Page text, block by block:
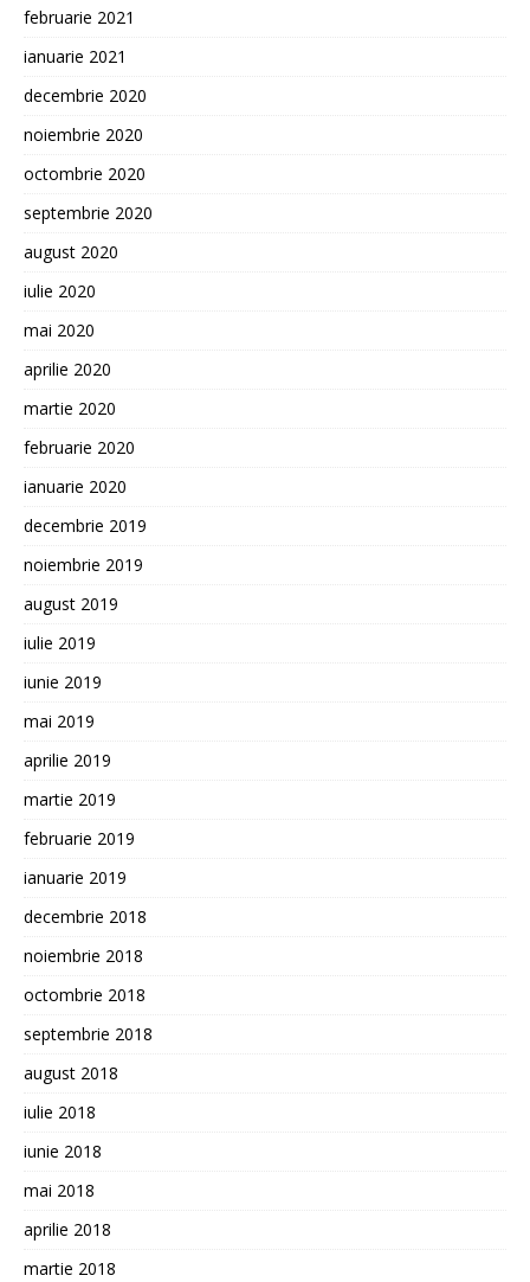
februarie 2021
ianuarie 2021
decembrie 2020
noiembrie 2020
octombrie 2020
septembrie 2020
august 2020
iulie 2020
mai 2020
aprilie 2020
martie 2020
februarie 2020
ianuarie 2020
decembrie 2019
noiembrie 2019
august 2019
iulie 2019
iunie 2019
mai 2019
aprilie 2019
martie 2019
februarie 2019
ianuarie 2019
decembrie 2018
noiembrie 2018
octombrie 2018
septembrie 2018
august 2018
iulie 2018
iunie 2018
mai 2018
aprilie 2018
martie 2018